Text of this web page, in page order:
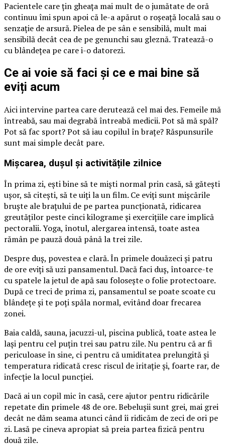
Pacientele care țin gheața mai mult de o jumătate de oră
continuu îmi spun apoi că le-a apărut o roșeață locală sau o
senzație de arsură. Pielea de pe sân e sensibilă, mult mai
sensibilă decât cea de pe genunchi sau gleznă. Tratează-o
cu blândețea pe care i-o datorezi.
Ce ai voie să faci și ce e mai bine să
eviți acum
Aici intervine partea care derutează cel mai des. Femeile mă
întreabă, sau mai degrabă întreabă medicii. Pot să mă spăl?
Pot să fac sport? Pot să iau copilul în brațe? Răspunsurile
sunt mai simple decât pare.
Mișcarea, dușul și activitățile zilnice
În prima zi, ești bine să te miști normal prin casă, să gătești
ușor, să citești, să te uiți la un film. Ce eviți sunt mișcările
bruște ale brațului de pe partea puncționată, ridicarea
greutăților peste cinci kilograme și exercițiile care implică
pectoralii. Yoga, înotul, alergarea intensă, toate astea
rămân pe pauză două până la trei zile.
Despre duș, povestea e clară. În primele douăzeci și patru
de ore eviți să uzi pansamentul. Dacă faci duș, întoarce-te
cu spatele la jetul de apă sau folosește o folie protectoare.
După ce treci de prima zi, pansamentul se poate scoate cu
blândețe și te poți spăla normal, evitând doar frecarea
zonei.
Baia caldă, sauna, jacuzzi-ul, piscina publică, toate astea le
lași pentru cel puțin trei sau patru zile. Nu pentru că ar fi
periculoase în sine, ci pentru că umiditatea prelungită și
temperatura ridicată cresc riscul de iritație și, foarte rar, de
infecție la locul puncției.
Dacă ai un copil mic în casă, cere ajutor pentru ridicările
repetate din primele 48 de ore. Bebelușii sunt grei, mai grei
decât ne dăm seama atunci când îi ridicăm de zeci de ori pe
zi. Lasă pe cineva apropiat să preia partea fizică pentru
două zile.